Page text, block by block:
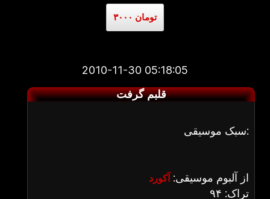
۳۰۰۰ تومان
2010-11-30 05:18:05
قلبم گرفت
سبک موسیقی:
از آلبوم موسیقی: آکورد
تراک: ۹۴